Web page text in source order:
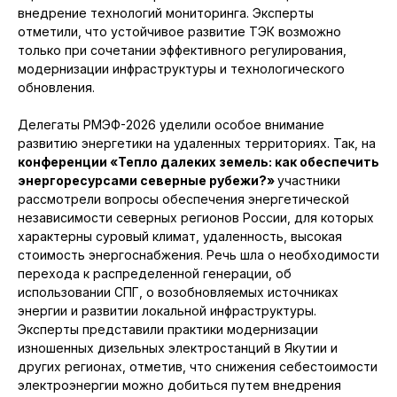
внедрение технологий мониторинга. Эксперты
отметили, что устойчивое развитие ТЭК возможно
только при сочетании эффективного регулирования,
модернизации инфраструктуры и технологического
обновления.
Делегаты РМЭФ-2026 уделили особое внимание
развитию энергетики на удаленных территориях. Так, на
конференции «Тепло далеких земель: как обеспечить
энергоресурсами северные рубежи?»участники
рассмотрели вопросы обеспечения энергетической
независимости северных регионов России, для которых
характерны суровый климат, удаленность, высокая
стоимость энергоснабжения. Речь шла о необходимости
перехода к распределенной генерации, об
использовании СПГ, о возобновляемых источниках
энергии и развитии локальной инфраструктуры.
Эксперты представили практики модернизации
изношенных дизельных электростанций в Якутии и
других регионах, отметив, что снижения себестоимости
электроэнергии можно добиться путем внедрения